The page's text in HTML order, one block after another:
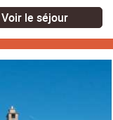
Voir le séjour